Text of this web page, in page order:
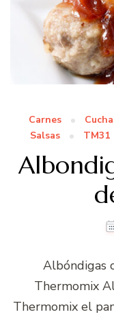
Carnes
Salsas
TM31
Albóndigas
Thermomix
Thermomix el